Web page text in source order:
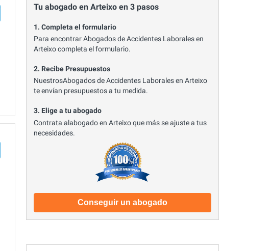
Tu abogado en Arteixo en 3 pasos
1. Completa el formulario
Para encontrar Abogados de Accidentes Laborales en
Arteixo completa el formulario.
2. Recibe Presupuestos
NuestrosAbogados de Accidentes Laborales en Arteixo
te envían presupuestos a tu medida.
3. Elige a tu abogado
Contrata alabogado en Arteixo que más se ajuste a tus
necesidades.
Conseguir un abogado